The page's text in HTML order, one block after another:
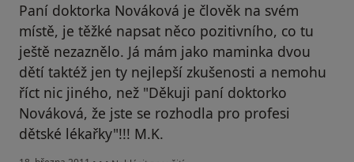
Paní doktorka Nováková je člověk na svém
místě, je těžké napsat něco pozitivního, co tu
ještě nezaznělo. Já mám jako maminka dvou
dětí taktéž jen ty nejlepší zkušenosti a nemohu
říct nic jiného, než "Děkuji paní doktorko
Nováková, že jste se rozhodla pro profesi
dětské lékařky"!!! M.K.